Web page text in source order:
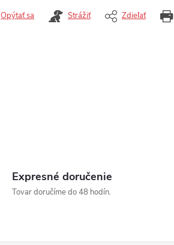
Opýtať sa Strážiť Zdieľať
Expresné doručenie
Tovar doručíme do 48 hodín.